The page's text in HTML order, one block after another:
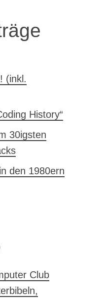
(inkl.
History“
30igsten
den 1980ern
Club